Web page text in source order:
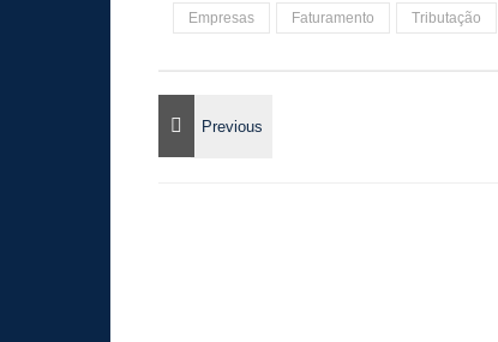
Empresas Faturamento Tributação